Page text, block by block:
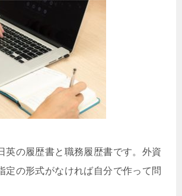
英の履歴書と職務履歴書です。外資
定の形式がなければ自分で作って問